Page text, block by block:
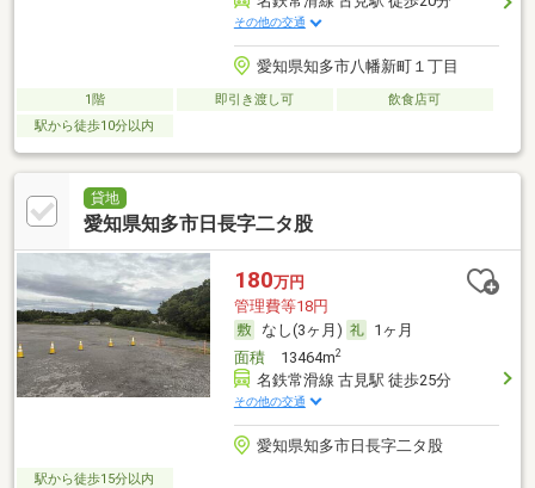
その他の交通
愛知県知多市八幡新町１丁目
1階 即引き渡し可
飲食店可
駅から徒歩10分以内
貸地
愛知県知多市日長字二タ股
180万円
管理費等18円
なし(3ヶ月)
1ヶ月
面積13464m2
名鉄常滑線 古見駅 徒歩25分
その他の交通
愛知県知多市日長字二タ股
駅から徒歩15分以内